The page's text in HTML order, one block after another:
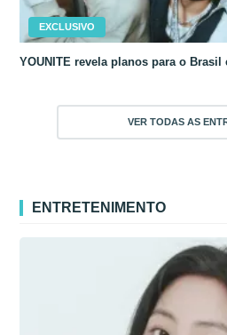
EXCLUSIVO
YOUNITE revela planos para o
VER TODAS AS
ENTRETENIMENTO